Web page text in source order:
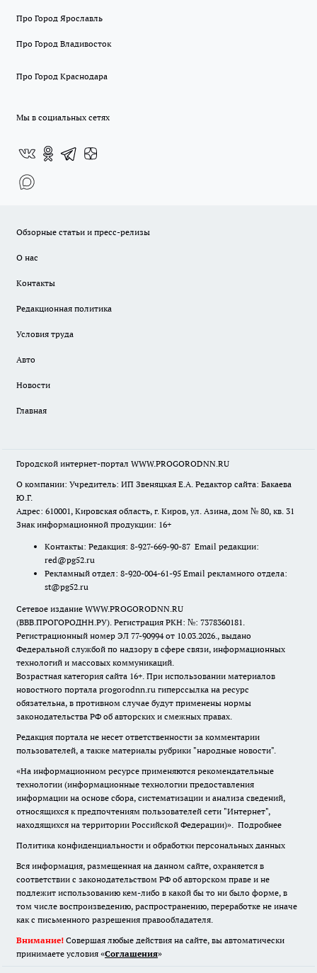
Про Город Ярославль
Про Город Владивосток
Про Город Краснодара
Мы в социальных сетях
Обзорные статьи и пресс-релизы
О нас
Контакты
Редакционная политика
Условия труда
Авто
Новости
Главная
Городской интернет-портал WWW.PROGORODNN.RU
О компании: Учредитель: ИП Звеняцкая Е.А. Редактор сайта: Бакаева
Ю.Г.
Адрес: 610001, Кировская область, г. Киров, ул. Азина, дом № 80, кв. 31
Знак информационной продукции: 16+
Контакты: Редакция: 8-927-669-90-87 Email редакции:
red@pg52.ru
Рекламный отдел: 8-920-004-61-95 Email рекламного отдела:
st@pg52.ru
Сетевое издание WWW.PROGORODNN.RU
(ВВВ.ПРОГОРОДНН.РУ). Регистрация РКН: №: 7378360181.
Регистрационный номер ЭЛ 77-90994 от 10.03.2026., выдано
Федеральной службой по надзору в сфере связи, информационных
технологий и массовых коммуникаций.
Возрастная категория сайта 16+. При использовании материалов
новостного портала progorodnn.ru гиперссылка на ресурс
обязательна, в противном случае будут применены нормы
законодательства РФ об авторских и смежных правах.
Редакция портала не несет ответственности за комментарии
пользователей, а также материалы рубрики "народные новости".
«На информационном ресурсе применяются рекомендательные
технологии (информационные технологии предоставления
информации на основе сбора, систематизации и анализа сведений,
относящихся к предпочтениям пользователей сети "Интернет",
находящихся на территории Российской Федерации)». Подробнее
Политика конфиденциальности и обработки персональных данных
Вся информация, размещенная на данном сайте, охраняется в
соответствии с законодательством РФ об авторском праве и не
подлежит использованию кем-либо в какой бы то ни было форме, в
том числе воспроизведению, распространению, переработке не иначе
как с письменного разрешения правообладателя.
Внимание! Совершая любые действия на сайте, вы автоматически
принимаете условия «Cоглашения»